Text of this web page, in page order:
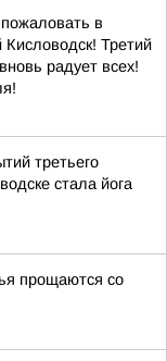
в
Третий
радует всех!
третьего
стала йога
прощаются со